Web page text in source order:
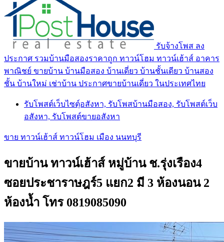
รับจ้างโพส ลง
ประกาศ รวมบ้านมือสองราคาถูก ทาวน์โฮม ทาวน์เฮ้าส์ อาคาร
พาณิชย์ ขายบ้าน บ้านมือสอง บ้านเดี่ยว บ้านชั้นเดียว บ้านสอง
ชั้น บ้านใหม่ เช่าบ้าน ประกาศขายบ้านเดี่ยว ในประเทศไทย
รับโพสต์เว็บไซตฺ์อสังหา, รับโพสบ้านมือสอง, รับโพสต์เว็บ
อสังหา, รับโพสต์ขายอสังหา
ขาย ทาวน์เฮ้าส์ ทาวน์โฮม เมือง นนทบุรี
ขายบ้าน ทาวน์เฮ้าส์ หมู่บ้าน ช.รุ่งเรือง4
ซอยประชาราษฎร์5 แยก2 มี 3 ห้องนอน 2
ห้องน้ำ โทร 0819085090